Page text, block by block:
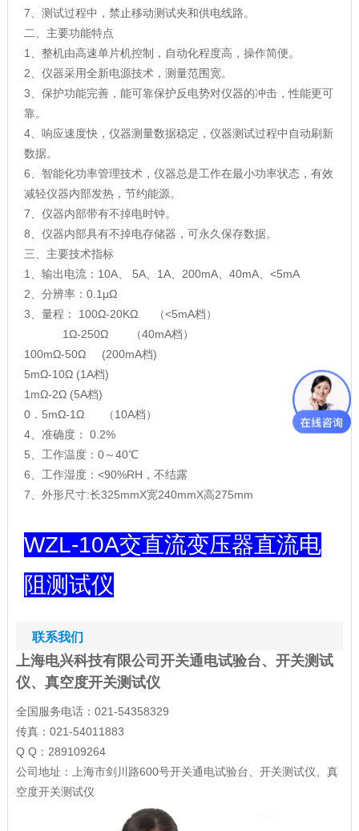
7、测试过程中，禁止移动测试夹和供电线路。
二、主要功能特点
1、整机由高速单片机控制，自动化程度高，操作简便。
2、仪器采用全新电源技术，测量范围宽。
3、保护功能完善，能可靠保护反电势对仪器的冲击，性能更可
靠。
4、响应速度快，仪器测量数据稳定，仪器测试过程中自动刷新
数据。
6、智能化功率管理技术，仪器总是工作在最小功率状态，有效
减轻仪器内部发热，节约能源。
7、仪器内部带有不掉电时钟。
8、仪器内部具有不掉电存储器，可永久保存数据。
三、主要技术指标
1、输出电流：10A、 5A、1A、200mA、40mA、<5mA
2、分辨率：0.1μΩ
3、量程： 100Ω-20KΩ （<5mA档）
1Ω-250Ω （40mA档）
100mΩ-50Ω (200mA档)
5mΩ-10Ω (1A档)
1mΩ-2Ω (5A档)
0．5mΩ-1Ω （10A档）
4、准确度： 0.2%
5、工作温度：0～40℃
6、工作湿度：<90%RH，不结露
7、外形尺寸:长325mmX宽240mmX高275mm
WZL-10A交直流变压器直流电
阻测试仪
联系我们
上海电兴科技有限公司开关通电试验台、开关测试
仪、真空度开关测试仪
全国服务电话：021-54358329
传真：021-54011883
Q Q：289109264
公司地址：上海市剑川路600号开关通电试验台、开关测试仪、真
空度开关测试仪